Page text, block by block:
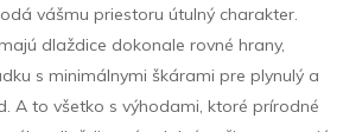
vášmu priestoru útulný charakter.
dlaždice dokonale rovné hrany,
s minimálnymi škárami pre plynulý a
A to všetko s výhodami, ktoré prírodné